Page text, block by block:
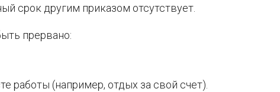
срок другим приказом отсутствует.
прервано:
работы (например, отдых за свой счет).